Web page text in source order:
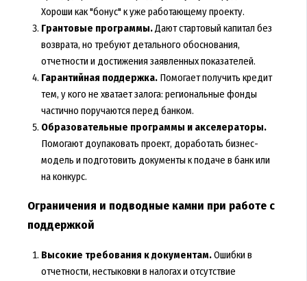
Хороши как "бонус" к уже работающему проекту.
Грантовые программы.Дают стартовый капитал без
возврата, но требуют детального обоснования,
отчетности и достижения заявленных показателей.
Гарантийная поддержка.Помогает получить кредит
тем, у кого не хватает залога: региональные фонды
частично поручаются перед банком.
Образовательные программы и акселераторы.
Помогают доупаковать проект, доработать бизнес-
модель и подготовить документы к подаче в банк или
на конкурс.
Ограничения и подводные камни при работе с
поддержкой
Высокие требования к документам.Ошибки в
отчетности, нестыковки в налогах и отсутствие